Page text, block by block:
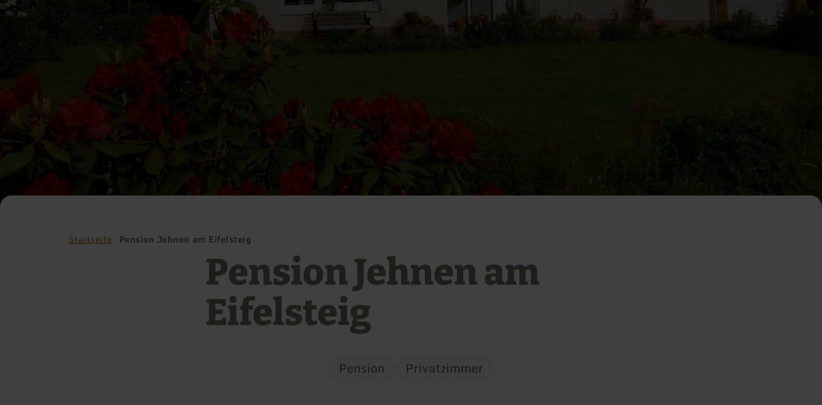
Startseite Pension Jehnen am Eifelsteig
Pension Jehnen am
Eifelsteig
Pension Privatzimmer